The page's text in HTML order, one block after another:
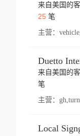
来自美国的
25笔
主营：
来自美国的
笔
主营：
Local